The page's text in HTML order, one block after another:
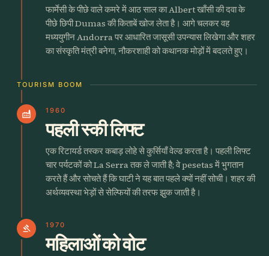
फार्मेसी के पीछे वाले कमरे में आठ साल का Albert खाँसी की दवा के
पीछे छिपी Dumas की किताबें खोज लेता है। आगे चलकर वह
मध्ययुगीन Andorra पर आधारित जासूसी उपन्यास लिखेगा और शहर
का संस्कृति मंत्री बनेगा, नौकरशाही को कथानक मोड़ों में बदलते हुए।
TOURISM BOOM
factory 1960
पहली स्की लिफ्ट
एक रिटायर्ड तस्कर कबाड़ लोहे से कुर्सियाँ वेल्ड करता है। पहली लिफ्ट
चार पर्यटकों को La Serra तक ले जाती है; वे pesetas में भुगतान
करते हैं और सोचते हैं कि घाटी ने यह बात पहले क्यों नहीं सोची। शहर की
अर्थव्यवस्था भेड़ों से सेल्फियों की तरफ झुक जाती है।
gavel 1970
महिलाओं को वोट